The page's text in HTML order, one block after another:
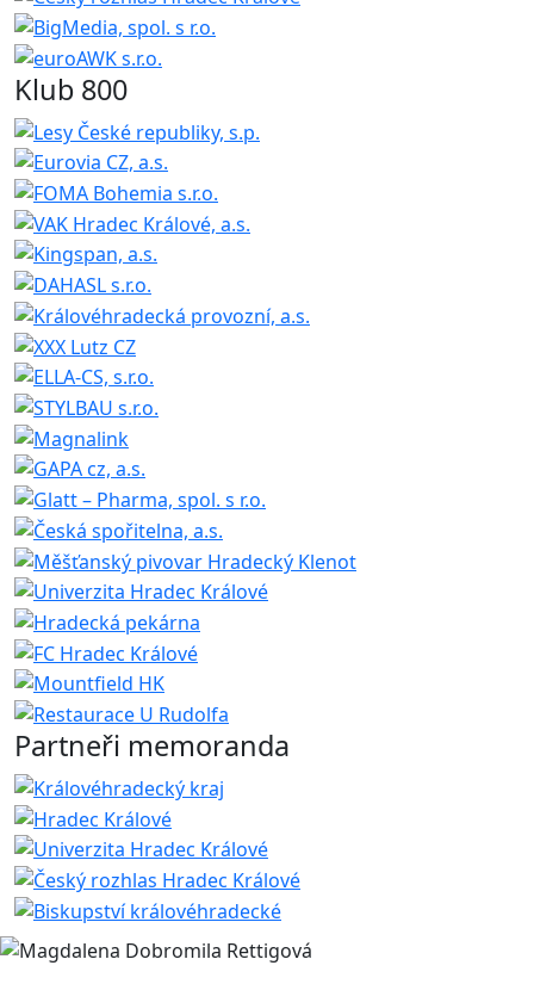
Klub 800
Partneři memoranda